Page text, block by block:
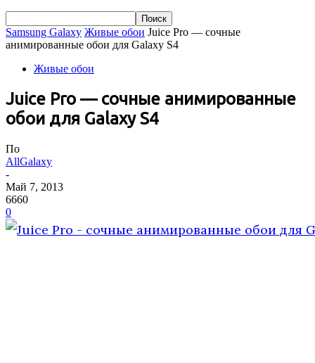
Samsung Galaxy Живые обои Juice Pro — сочные
анимированные обои для Galaxy S4
Живые обои
Juice Pro — сочные анимированные
обои для Galaxy S4
По
AllGalaxy
-
Май 7, 2013
6660
0